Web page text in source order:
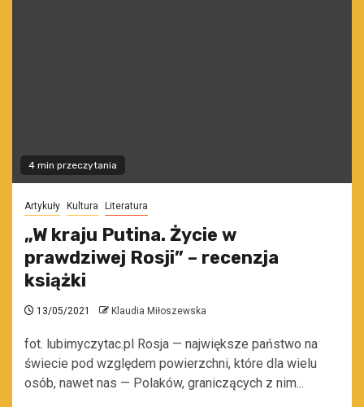
4 min przeczytania
Artykuły Kultura Literatura
„W kraju Putina. Życie w
prawdziwej Rosji” – recenzja
książki
13/05/2021 Klaudia Miłoszewska
fot. lubimyczytac.pl Rosja — największe państwo na
świecie pod względem powierzchni, które dla wielu
osób, nawet nas — Polaków, graniczących z nim...